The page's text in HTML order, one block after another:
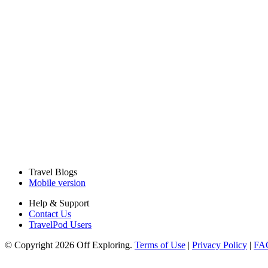
Travel Blogs
Mobile version
Help & Support
Contact Us
TravelPod Users
© Copyright 2026 Off Exploring. Terms of Use | Privacy Policy |